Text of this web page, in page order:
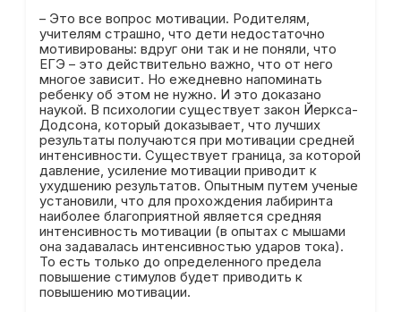
– Это все вопрос мотивации. Родителям,
учителям страшно, что дети недостаточно
мотивированы: вдруг они так и не поняли, что
ЕГЭ – это действительно важно, что от него
многое зависит. Но ежедневно напоминать
ребенку об этом не нужно. И это доказано
наукой. В психологии существует закон Йеркса-
Додсона, который доказывает, что лучших
результаты получаются при мотивации средней
интенсивности. Существует граница, за которой
давление, усиление мотивации приводит к
ухудшению результатов. Опытным путем ученые
установили, что для прохождения лабиринта
наиболее благоприятной является средняя
интенсивность мотивации (в опытах с мышами
она задавалась интенсивностью ударов тока).
То есть только до определенного предела
повышение стимулов будет приводить к
повышению мотивации.